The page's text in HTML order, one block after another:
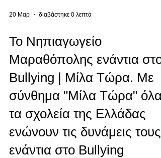
Το Νηπιαγωγείο
Μαραθόπολης ενάντια στο
Bullying | Μίλα Τώρα. Με
σύνθημα "Μίλα Τώρα" όλα
τα σχολεία της Ελλάδας
ενώνουν τις δυνάμεις τους